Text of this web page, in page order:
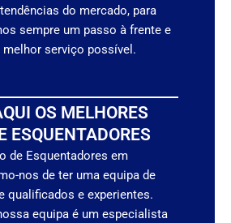
do mercado, para
sempre um passo à frente e
serviço possível.
OS MELHORES
ESQUENTADORES
de Esquentadores em
nos de ter uma equipa de
qualificados e experientes.
equipa é um especialista